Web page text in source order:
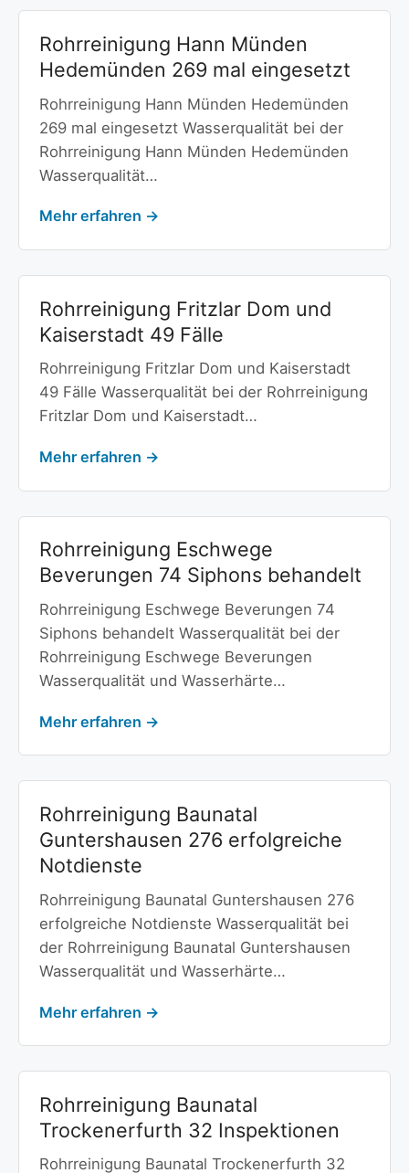
Rohrreinigung Hann Münden
Hedemünden 269 mal eingesetzt
Rohrreinigung Hann Münden Hedemünden
269 mal eingesetzt Wasserqualität bei der
Rohrreinigung Hann Münden Hedemünden
Wasserqualität…
Mehr erfahren →
Rohrreinigung Fritzlar Dom und
Kaiserstadt 49 Fälle
Rohrreinigung Fritzlar Dom und Kaiserstadt
49 Fälle Wasserqualität bei der Rohrreinigung
Fritzlar Dom und Kaiserstadt…
Mehr erfahren →
Rohrreinigung Eschwege
Beverungen 74 Siphons behandelt
Rohrreinigung Eschwege Beverungen 74
Siphons behandelt Wasserqualität bei der
Rohrreinigung Eschwege Beverungen
Wasserqualität und Wasserhärte…
Mehr erfahren →
Rohrreinigung Baunatal
Guntershausen 276 erfolgreiche
Notdienste
Rohrreinigung Baunatal Guntershausen 276
erfolgreiche Notdienste Wasserqualität bei
der Rohrreinigung Baunatal Guntershausen
Wasserqualität und Wasserhärte…
Mehr erfahren →
Rohrreinigung Baunatal
Trockenerfurth 32 Inspektionen
Rohrreinigung Baunatal Trockenerfurth 32